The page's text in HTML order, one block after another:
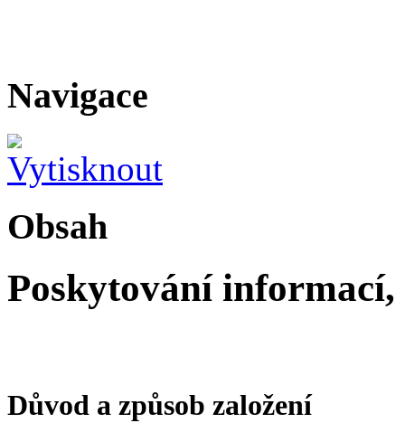
Navigace
Obsah
Poskytování
Důvod a způsob založení